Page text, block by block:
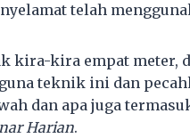
telah
kira-kira empat meter,
teknik ini dan
dan apa juga
Harian.